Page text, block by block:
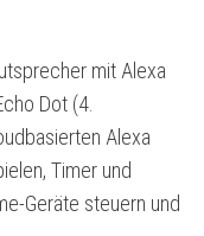
mit Alexa
Dot (4.
Alexa
Timer und
Geräte steuern und